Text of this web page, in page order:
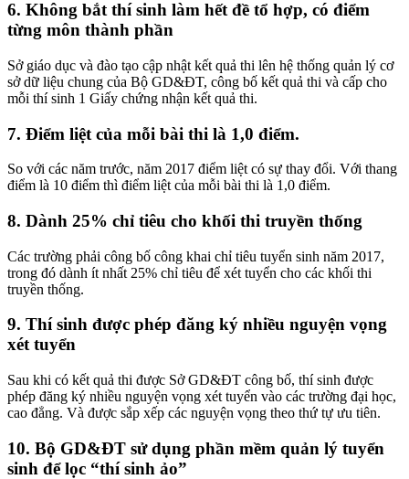
6. Không bắt thí sinh làm hết đề tổ hợp, có điểm
từng môn thành phần
Sở giáo dục và đào tạo cập nhật kết quả thi lên hệ thống quản lý cơ
sở dữ liệu chung của Bộ GD&ĐT, công bố kết quả thi và cấp cho
mỗi thí sinh 1 Giấy chứng nhận kết quả thi.
7. Điểm liệt của mỗi bài thi là 1,0 điểm.
So với các năm trước, năm 2017 điểm liệt có sự thay đổi. Với thang
điểm là 10 điểm thì điểm liệt của mỗi bài thi là 1,0 điểm.
8. Dành 25% chỉ tiêu cho khối thi truyền thống
Các trường phải công bố công khai chỉ tiêu tuyển sinh năm 2017,
trong đó dành ít nhất 25% chỉ tiêu để xét tuyển cho các khối thi
truyền thống.
9. Thí sinh được phép đăng ký nhiều nguyện vọng
xét tuyển
Sau khi có kết quả thi được Sở GD&ĐT công bố, thí sinh được
phép đăng ký nhiều nguyện vọng xét tuyển vào các trường đại học,
cao đẳng. Và được sắp xếp các nguyện vọng theo thứ tự ưu tiên.
10. Bộ GD&ĐT sử dụng phần mềm quản lý tuyển
sinh để lọc “thí sinh ảo”